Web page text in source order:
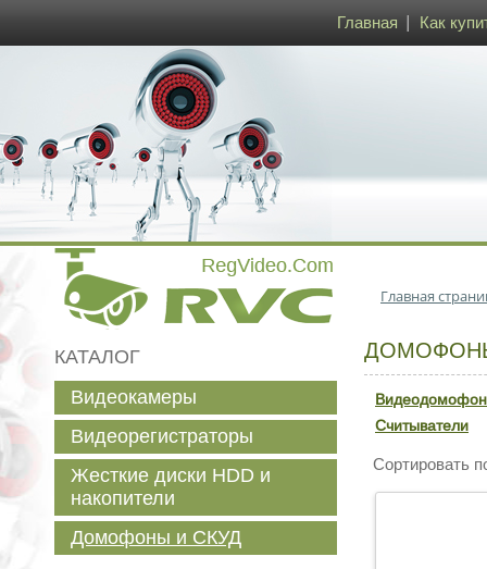
Главная Как
Главная
Считыватели
Сортировать
КАТАЛОГ
Видеокамеры
Видеорегистраторы
Жесткие диски HDD и
накопители
Домофоны и СКУД